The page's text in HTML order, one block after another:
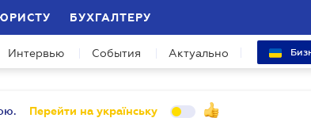
БУХГАЛТЕРУ
Интервью События Актуально
Перейти на українську